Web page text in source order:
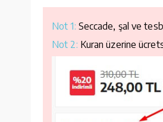
Not 1: Seccade, şal ve
Not 2: Kuran üzerine